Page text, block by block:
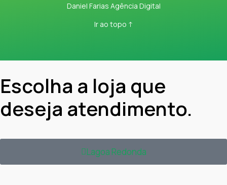
Daniel Farias Agência Digital
Ir ao topo ↑
Escolha a loja que
deseja atendimento.
Lagoa Redonda